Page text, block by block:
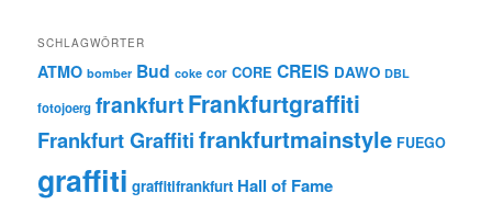
SCHLAGWÖRTER
ATMO bomber Bud coke cor CORE CREIS DAWO DBL
fotojoerg frankfurtFrankfurtgraffiti
Frankfurt Graffitifrankfurtmainstyle FUEGO
graffiti graffitifrankfurt Hall of Fame